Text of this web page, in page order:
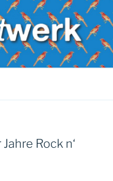
versum
Rock n‘